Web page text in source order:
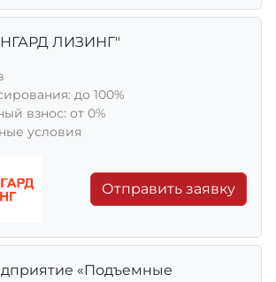
ЛИЗИНГ"
до 100%
взнос: от 0%
условия
Отправить заявку
«Подъемные